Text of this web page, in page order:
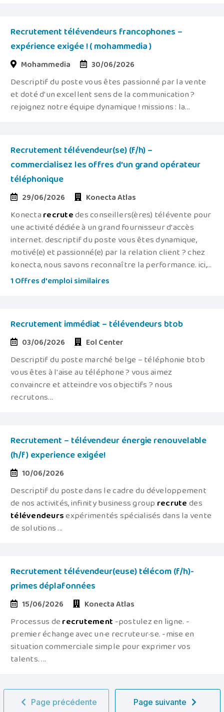
Recrutement télévendeurs francophones –
expérience exigée ! ( mohammedia )
Mohammedia 30/06/2026
Descriptif du poste vous êtes passionné par la vente
et doté d'un excellent sens de la communication ?
rejoignez notre équipe dynamique ! missions : la...
Recrutement télévendeur(se) (f/h) –
commercialisez les offres d'un grand opérateur
téléphonique
29/06/2026 Konecta Atlas
Konectarecrutedes conseillers(ères) télévente pour
une activité dédiée à un grand fournisseur d'accès
internet. descriptif du poste vous êtes dynamique,
motivé(e) et passionné(e) par la relation client ? chez
konecta, nous savons reconnaître la performance. ici,...
1 Offres d'emploi similaires
Recrutement immédiat – télévendeurs btob
03/06/2026 Eol Center
Descriptif du poste marché belge – téléphonie btob
vous êtes à l'aise au téléphone ? vous aimez
convaincre et atteindre vos objectifs ? nous
recrutons...
Recrutement – télévendeur énergie renouvelable
(h/f) experience exigée!
10/06/2026
Descriptif du poste dans le cadre du développement
de nos activités, infinity business group recrutedes
télévendeursexpérimentés spécialisés dans la vente
de solutions ...
Recrutement télévendeur(euse) télécom (f/h)-
primes déplafonnées
15/06/2026 Konecta Atlas
Processus derecrutement -postulez en ligne. -
premier échange avec un·e recruteur·se. -mise en
situation commerciale simple pour exprimer vos
talents. ...
Page précédente Page suivante